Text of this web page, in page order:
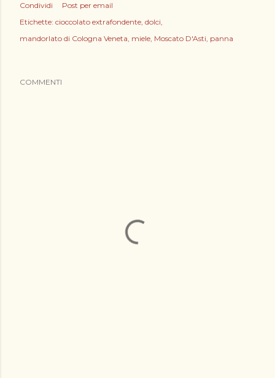
Condividi
Post per email
Etichette: cioccolato extrafondente dolci
mandorlato di Cologna Veneta miele Moscato D'Asti panna
COMMENTI